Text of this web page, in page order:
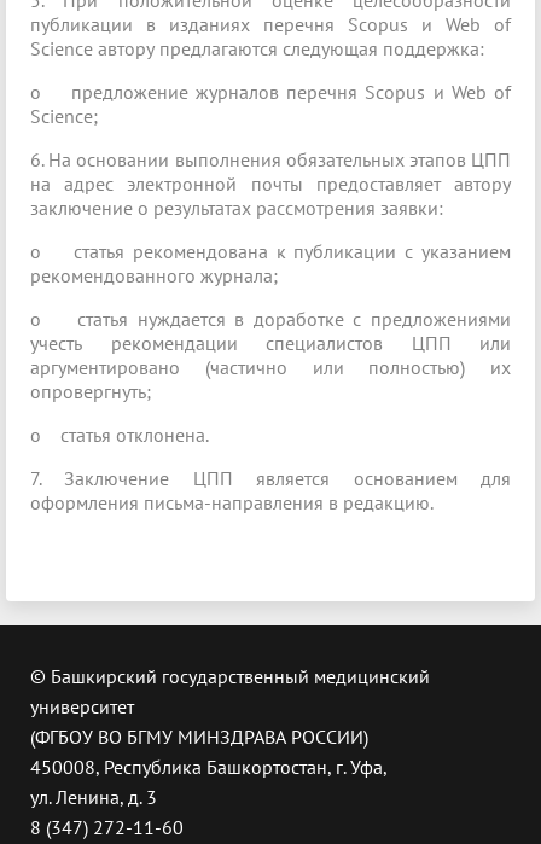
публикации в изданиях перечня Scopus и Web of
Science автору предлагаются следующая поддержка:
o предложение журналов перечня Scopus и Web of
Science;
6. На основании выполнения обязательных этапов ЦПП
на адрес электронной почты предоставляет автору
заключение о результатах рассмотрения заявки:
o статья рекомендована к публикации с указанием
рекомендованного журнала;
o статья нуждается в доработке с предложениями
учесть рекомендации специалистов ЦПП или
аргументировано (частично или полностью) их
опровергнуть;
o статья отклонена.
7. Заключение ЦПП является основанием для
оформления письма-направления в редакцию.
© Башкирский государственный медицинский
университет
(ФГБОУ ВО БГМУ МИНЗДРАВА РОССИИ)
450008, Республика Башкортостан, г. Уфа,
ул. Ленина, д. 3
8 (347) 272-11-60